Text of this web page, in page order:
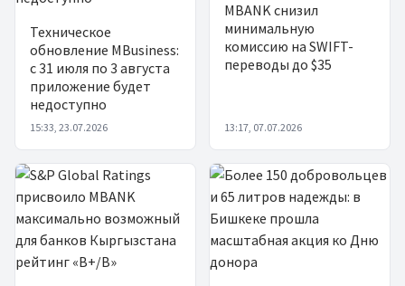
Техническое
обновление MBusiness:
с 31 июля по 3 августа
приложение будет
недоступно
15:33, 23.07.2026
MBANK снизил
минимальную
комиссию на SWIFT-
переводы до $35
13:17, 07.07.2026